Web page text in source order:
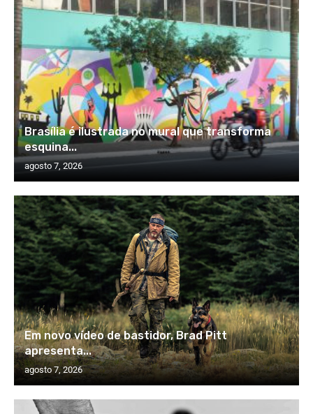
Brasília é ilustrada no mural que transforma
esquina...
agosto 7, 2026
Em novo vídeo de bastidor, Brad Pitt
apresenta...
agosto 7, 2026